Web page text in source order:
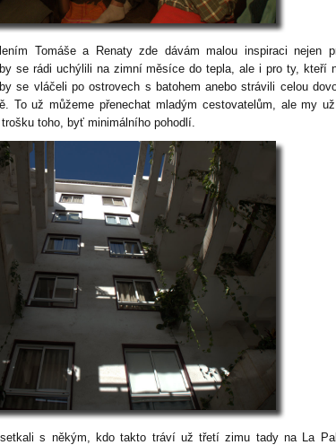
Tomáše a Renaty zde dávám malou inspiraci nejen
se rádi uchýlili na zimní měsíce do tepla, ale i pro ty, kteří
se vláčeli po ostrovech s batohem anebo strávili celou
To už můžeme přenechat mladým cestovatelům, ale my
toho, byť minimálního pohodlí.
s někým, kdo takto tráví už třetí zimu tady na La